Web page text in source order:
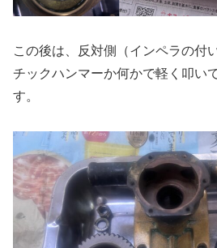
この後は、反対側（インペラの付
チックハンマーか何かで軽く叩い
す。